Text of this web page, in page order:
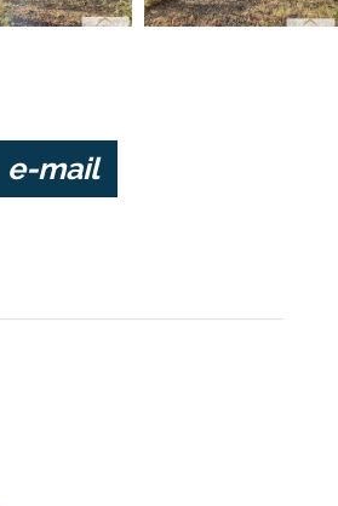
e-mail